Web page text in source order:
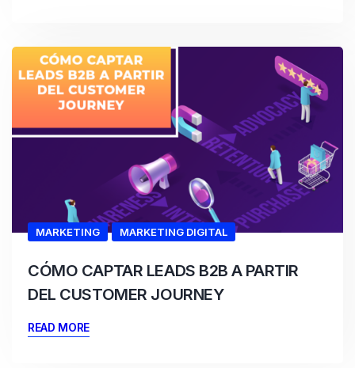
MARKETING MARKETING DIGITAL
CÓMO CAPTAR LEADS B2B A PARTIR
DEL CUSTOMER JOURNEY
READ MORE